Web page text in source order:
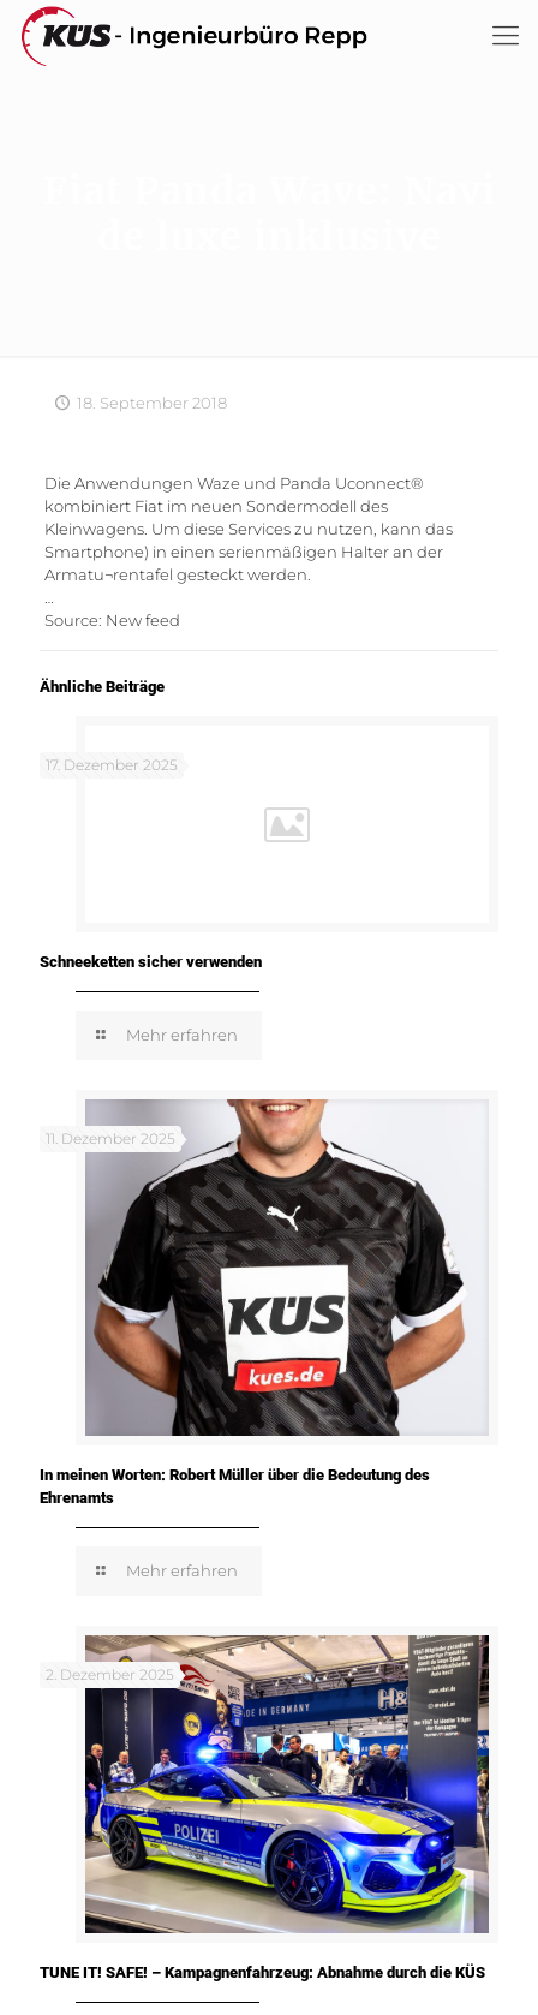
18. September 2018
Die Anwendungen Waze und Panda Uconnect®
kombiniert Fiat im neuen Sondermodell des
Kleinwagens. Um diese Services zu nutzen, kann das
Smartphone) in einen serienmäßigen Halter an der
Armatu¬rentafel gesteckt werden.
Source: New feed
Ähnliche Beiträge
17. Dezember 2025
Schneeketten sicher verwenden
Mehr erfahren
11. Dezember 2025
In meinen Worten: Robert Müller über die Bedeutung des
Ehrenamts
Mehr erfahren
2. Dezember 2025
TUNE IT! SAFE! – Kampagnenfahrzeug: Abnahme durch die KÜS